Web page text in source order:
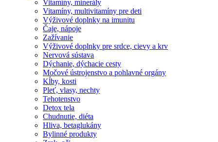
Vitamíny, minerály
Vitamíny, multivitamíny pre deti
Výživové doplnky na imunitu
Čaje, nápoje
Zažívanie
Výživové doplnky pre srdce, cievy a krv
Nervová sústava
Dýchanie, dýchacie cesty
Močové ústrojenstvo a pohlavné orgány
Kĺby, kosti
Pleť, vlasy, nechty
Tehotenstvo
Detox tela
Chudnutie, diéta
Hliva, betaglukány
Bylinné produkty